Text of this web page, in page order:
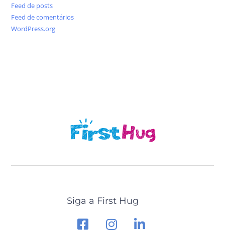
Feed de posts
Feed de comentários
WordPress.org
Siga a First Hug